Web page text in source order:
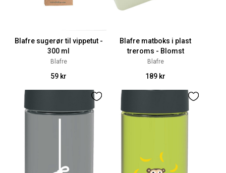
Blafre sugerør til vippetut -
300 ml
Blafre
59 kr
Blafre matboks i plast
treroms - Blomst
Blafre
189 kr